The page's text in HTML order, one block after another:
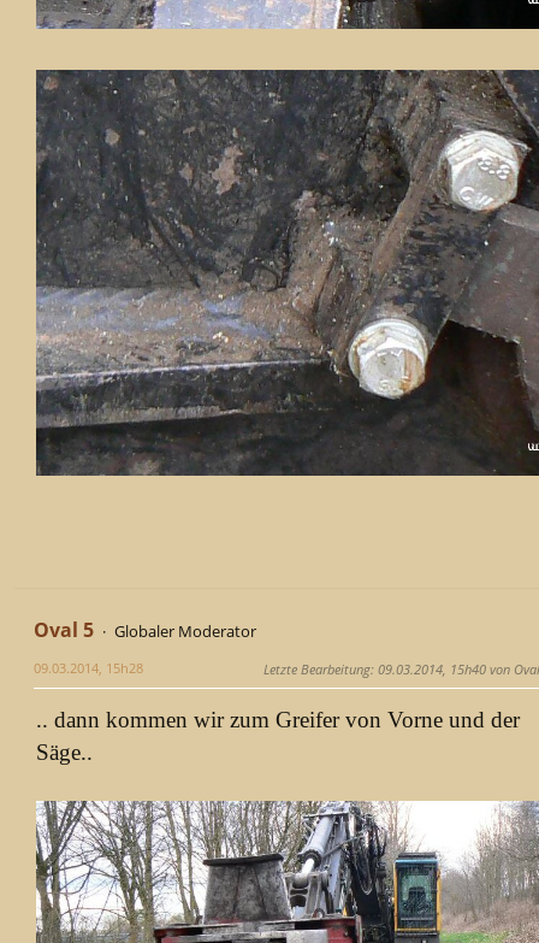
Oval 5 Globaler Moderator
09.03.2014, 15h28 Letzte Bearbeitung: 09.03.2014, 15h40 von
.. dann kommen wir zum Greifer von Vorne und der
Säge..